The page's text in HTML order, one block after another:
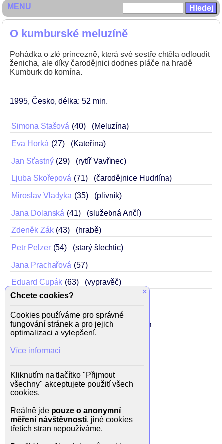
O kumburské meluzíně
Pohádka o zlé princezně, která své sestře chtěla odloudit
ženicha, ale díky čarodějnici dodnes pláče na hradě
Kumburk do komína.
1995 Česko délka: 52 min
Simona Stašová 40 (Meluzína)
Eva Horká 27 (Kateřina)
Jan Šťastný 29 (rytíř Vavřinec)
Ljuba Skořepová 71 (čarodějnice Hudrlína)
Miroslav Vladyka 35 (plivník)
Jana Dolanská 41 (služebná Ančí)
Zdeněk Žák 43 (hrabě)
Petr Pelzer 54 (starý šlechtic)
Jana Prachařová 57
Eduard Cupák 63 (vypravěč)
Režie: Věra Jordánová
Produkce: Jan Čumpelík, Eva Hladíková
Scénář: Vladimír Hulpach
Hudba: Vadim Petrov
Marie Kautská (dáma)
Milena Němcová (dáma)
Stanislav Dušek (pán)
Miroslav Laňka (pán)
Jiří Ferby
MENU
×
Chcete cookies?
Cookies používáme pro správné
fungování stránek a pro jejich
optimalizaci a vylepšení.
Více informací
Kliknutím na tlačítko "Přijmout
všechny" akceptujete použití všech
cookies.
Reálně jde pouze o anonymní
měření návštěvnosti, jiné cookies
třetích stran nepoužíváme.